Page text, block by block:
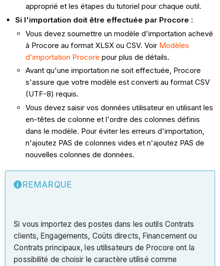
approprié et les étapes du tutoriel pour chaque outil.
Si l'importation doit être effectuée par Procore :
Vous devez soumettre un modèle d'importation achevé
à Procore au format XLSX ou CSV. Voir Modèles
d'importation Procore pour plus de détails.
Avant qu'une importation ne soit effectuée, Procore
s'assure que votre modèle est converti au format CSV
(UTF-8) requis.
Vous devez saisir vos données utilisateur en utilisant les
en-têtes de colonne et l'ordre des colonnes définis
dans le modèle. Pour éviter les erreurs d'importation,
n'ajoutez PAS de colonnes vides et n'ajoutez PAS de
nouvelles colonnes de données.
REMARQUE
Si vous importez des postes dans les outils Contrats
clients, Engagements, Coûts directs, Financement ou
Contrats principaux, les utilisateurs de Procore ont la
possibilité de choisir le caractère utilisé comme